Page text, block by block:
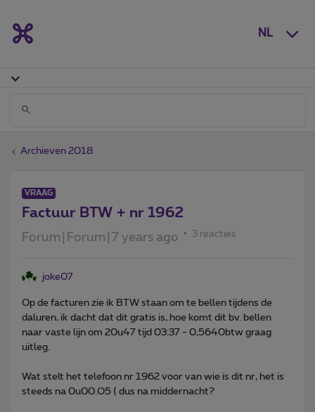
NL
Archieven 2018
VRAAG
Factuur BTW + nr 1962
Forum|Forum|7 years ago 3 reacties
joke07
Op de facturen zie ik BTW staan om te bellen tijdens de
daluren, ik dacht dat dit gratis is, hoe komt dit bv. bellen
naar vaste lijn om 20u47 tijd 03:37 - 0,5640btw graag
uitleg.
Wat stelt het telefoon nr 1962 voor van wie is dit nr, het is
steeds na 0u00.O5 ( dus na middernacht?